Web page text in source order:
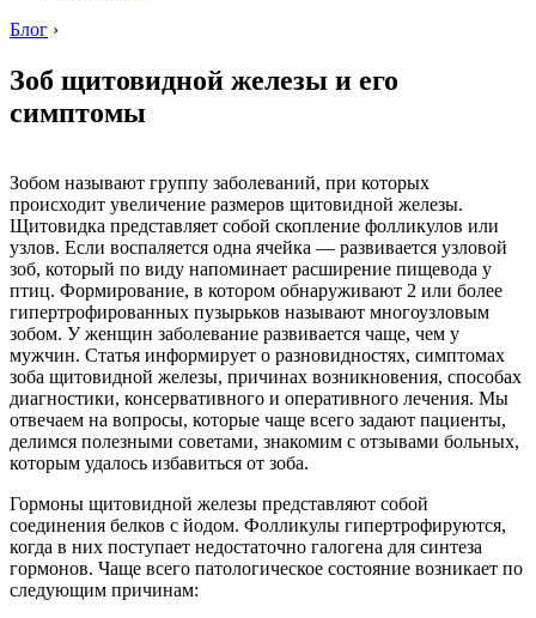
Блог ›
Зоб щитовидной железы и его
симптомы
Зобом называют группу заболеваний, при которых
происходит увеличение размеров щитовидной железы.
Щитовидка представляет собой скопление фолликулов или
узлов. Если воспаляется одна ячейка — развивается узловой
зоб, который по виду напоминает расширение пищевода у
птиц. Формирование, в котором обнаруживают 2 или более
гипертрофированных пузырьков называют многоузловым
зобом. У женщин заболевание развивается чаще, чем у
мужчин. Статья информирует о разновидностях, симптомах
зоба щитовидной железы, причинах возникновения, способах
диагностики, консервативного и оперативного лечения. Мы
отвечаем на вопросы, которые чаще всего задают пациенты,
делимся полезными советами, знакомим с отзывами больных,
которым удалось избавиться от зоба.
Гормоны щитовидной железы представляют собой
соединения белков с йодом. Фолликулы гипертрофируются,
когда в них поступает недостаточно галогена для синтеза
гормонов. Чаще всего патологическое состояние возникает по
следующим причинам: